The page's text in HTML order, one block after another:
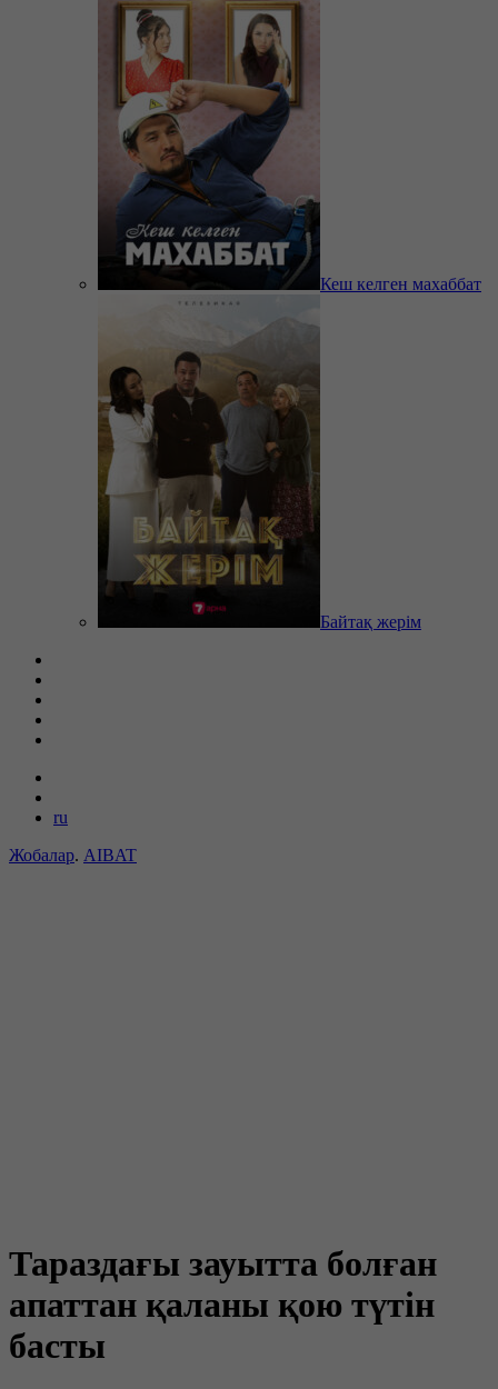
Кеш келген махаббат
Байтақ жерім
ru
Жобалар. AIBAT
Тараздағы зауытта болған
апаттан қаланы қою түтін
басты